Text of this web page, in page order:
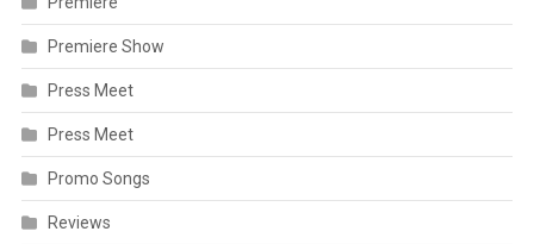
Premiere Show
Press Meet
Press Meet
Promo Songs
Reviews